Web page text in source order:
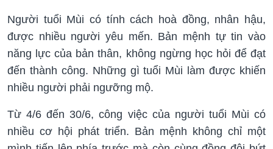
Người tuổi Mùi có tính cách hoà đồng, nhân hậu,
được nhiều người yêu mến. Bản mệnh tự tin vào
năng lực của bản thân, không ngừng học hỏi để đạt
đến thành công. Những gì tuổi Mùi làm được khiến
nhiều người phải ngưỡng mộ.
Từ 4/6 đến 30/6, công việc của người tuổi Mùi có
nhiều cơ hội phát triển. Bản mệnh không chỉ một